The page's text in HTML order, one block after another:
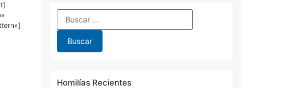
Homilías Recientes